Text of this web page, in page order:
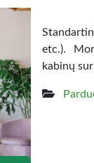
etc.).
kabinų